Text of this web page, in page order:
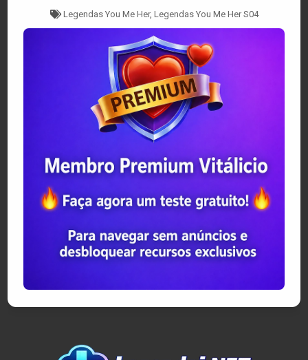
Tagged
Legendas You Me Her, Legendas You Me Her S04